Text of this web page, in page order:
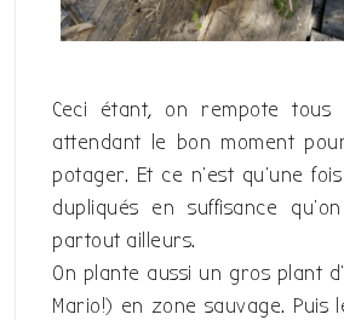
Ceci étant, on rempote tous
attendant le bon moment
potager. Et ce n’est qu’une
dupliqués en suffisance
partout ailleurs.
On plante aussi un gros plant
Mario!) en zone sauvage. Puis